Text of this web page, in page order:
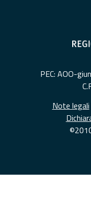
PEC: AOO-
Note legali